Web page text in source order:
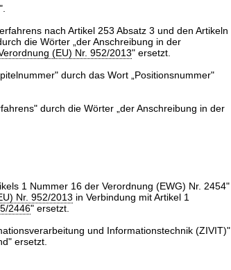
nach Artikel 253 Absatz 3 und den Artikeln
die Wörter „der Anschreibung in der
(EU) Nr. 952/2013" ersetzt.
durch das Wort „Positionsnummer"
durch die Wörter „der Anschreibung in der
1 Nummer 16 der Verordnung (EWG) Nr. 2454"
Nr. 952/2013 in Verbindung mit Artikel 1
2446" ersetzt.
und Informationstechnik (ZIVIT)"
ersetzt.